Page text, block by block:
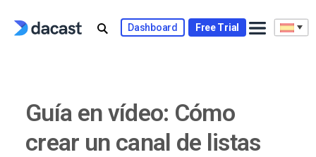
Dashboard Free Trial
Guía en vídeo: Cómo
crear un canal de listas